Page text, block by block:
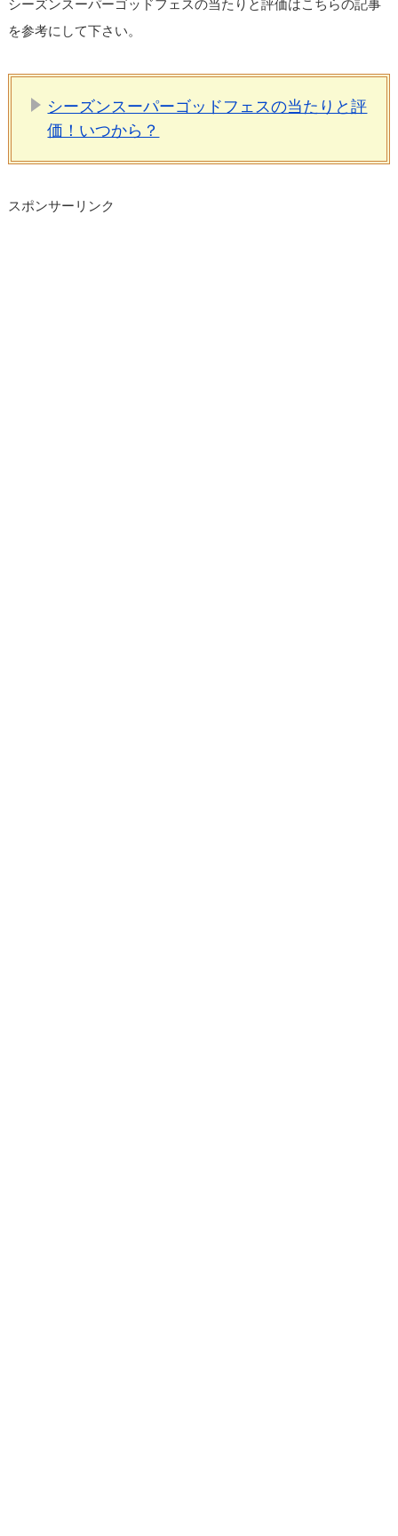
シーズンスーパーゴッドフェスの当たりと評価はこちらの記事
を参考にして下さい。
シーズンスーパーゴッドフェスの当たりと評
価！いつから？
スポンサーリンク